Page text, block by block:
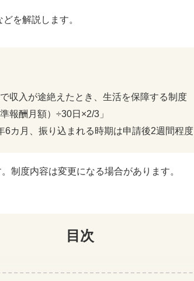
を解説します。
収入が途絶えたとき、生活を保障する制度
報酬月額）÷30日×2/3」
カ月、振り込まれる時期は申請後2週間程度
制度内容は変更になる場合があります。
目次